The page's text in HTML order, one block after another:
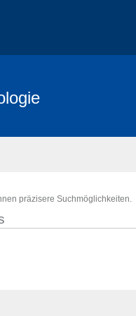
präzisere Suchmöglichkeiten.